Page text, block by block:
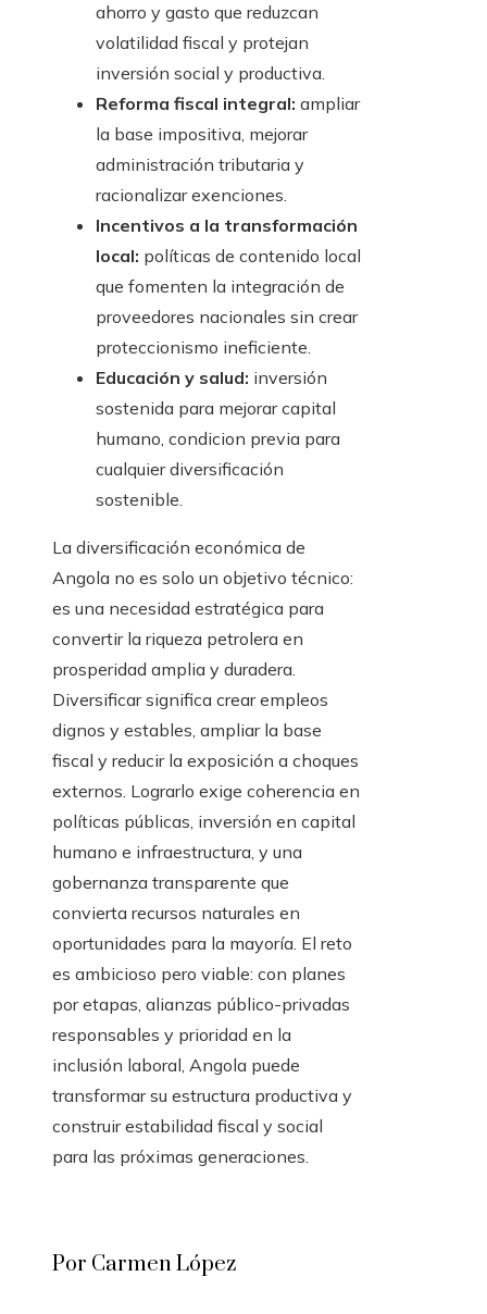
ahorro y gasto que reduzcan
volatilidad fiscal y protejan
inversión social y productiva.
Reforma fiscal integral: ampliar
la base impositiva, mejorar
administración tributaria y
racionalizar exenciones.
Incentivos a la transformación
local: políticas de contenido local
que fomenten la integración de
proveedores nacionales sin crear
proteccionismo ineficiente.
Educación y salud: inversión
sostenida para mejorar capital
humano, condicion previa para
cualquier diversificación
sostenible.
La diversificación económica de
Angola no es solo un objetivo técnico:
es una necesidad estratégica para
convertir la riqueza petrolera en
prosperidad amplia y duradera.
Diversificar significa crear empleos
dignos y estables, ampliar la base
fiscal y reducir la exposición a choques
externos. Lograrlo exige coherencia en
políticas públicas, inversión en capital
humano e infraestructura, y una
gobernanza transparente que
convierta recursos naturales en
oportunidades para la mayoría. El reto
es ambicioso pero viable: con planes
por etapas, alianzas público-privadas
responsables y prioridad en la
inclusión laboral, Angola puede
transformar su estructura productiva y
construir estabilidad fiscal y social
para las próximas generaciones.
Por Carmen López